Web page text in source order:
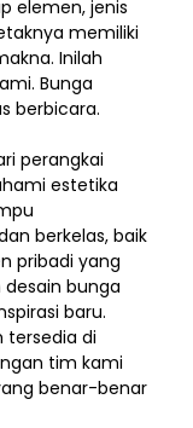
elemen,jenis
memiliki
Inilah
Bunga
berbicara.
perangkai
estetika
berkelas, baik
pribadi yang
bunga
baru.
tersedia di
tim kami
benar-benar